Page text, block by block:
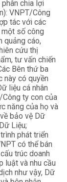
chia lợi
VNPT/Công
tác với các
một số công
quảng cáo,
cứu thị
tư vấn chiến
Bên thứ ba
này có quyền
liệu cá nhân
Công ty con của
năng của họ và
bảo vệ Dữ
Liệu;
phát triển
có thể bán
trúc doanh
luật và nhu cầu
như vậy, Dữ